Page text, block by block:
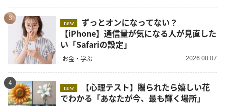
3
new
【iPhone】通信量が気になる人が見直した
い「Safariの設定」
お金・学ぶ 2026.08.07
4
new
でわかる「あなたが今、最も輝く場所」